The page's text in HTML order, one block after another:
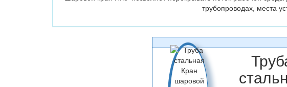
трубопроводах, места